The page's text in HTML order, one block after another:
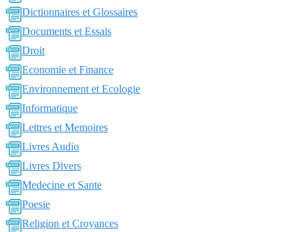
Dictionnaires et Glossaires
Documents et Essais
Droit
Economie et Finance
Environnement et Ecologie
Informatique
Lettres et Memoires
Livres Audio
Livres Divers
Medecine et Sante
Poesie
Religion et Croyances